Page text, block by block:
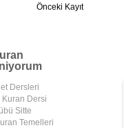
Önceki Kayıt
Dersleri
Kuran Dersi
Sitte
Temelleri